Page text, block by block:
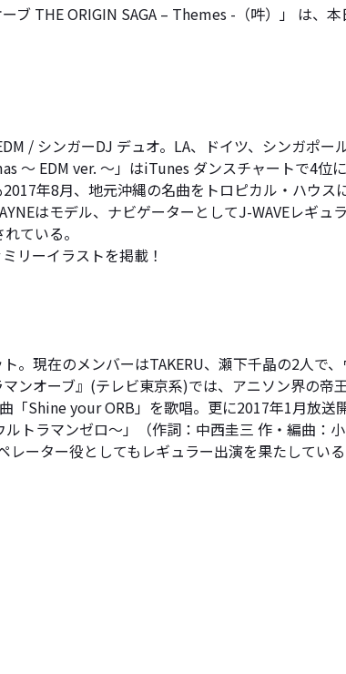
THE ORIGIN SAGA – Themes -（吽）」 は、本
/ シンガーDJ デュオ。LA、ドイツ、シンガポー
～ EDM ver. ～」はiTunes ダンスチャートで4位
年8月、地元沖縄の名曲をトロピカル・ハウス
はモデル、ナビゲーターとしてJ-WAVEレギュ
ている。
リーイラストを掲載！
現在のメンバーはTAKERU、瀬下千晶の2人で
ンオーブ』(テレビ東京系)では、アニソン界の帝
Shine your ORB」を歌唱。更に2017年1月放送
トラマンゼロ～」（作詞：中西圭三 作・編曲：
ーター役としてもレギュラー出演を果たしている